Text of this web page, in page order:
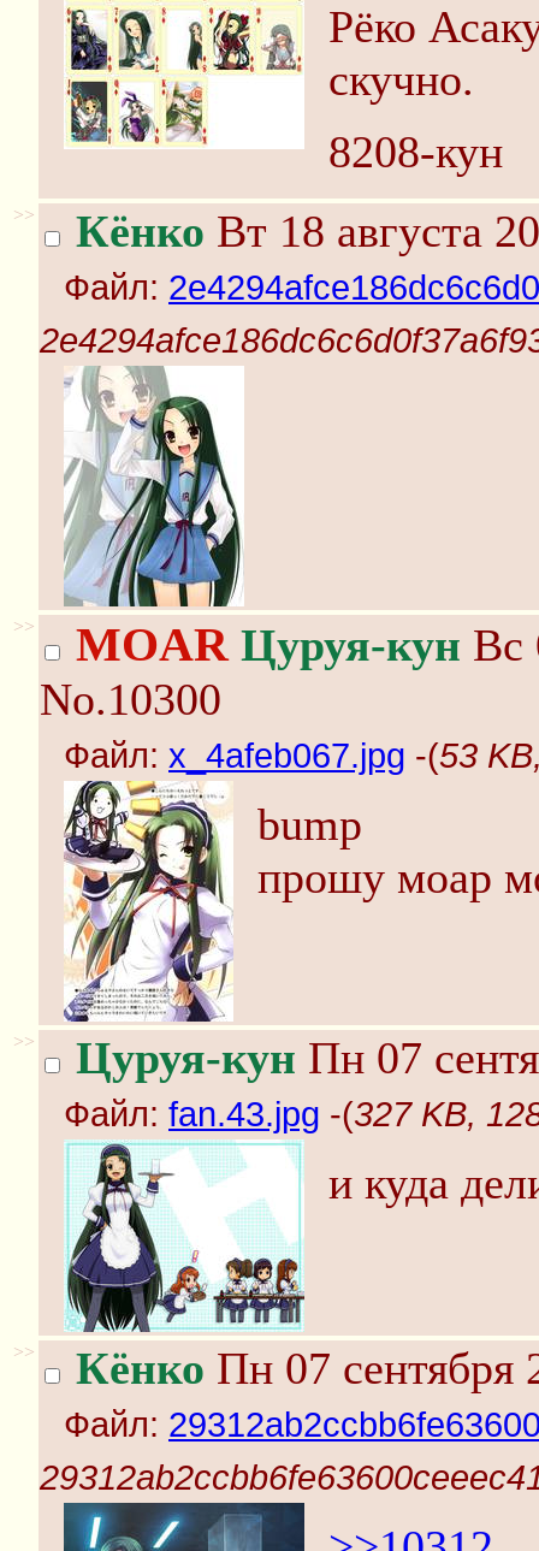
Рёко
скучно.
8208-кун
>> Кёнко Вт 18 августа
Файл:
>> MOAR Цуруя-кун Вс
No.10300
Файл: x_4afeb067.jpg -(53
bump
прошу моар
>> Цуруя-кун Пн 07
Файл: fan.43.jpg -(327 KB,
и куда
>> Кёнко Пн 07 сентября
Файл: